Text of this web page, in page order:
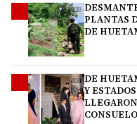
PLANTAS
DE
DE
Y